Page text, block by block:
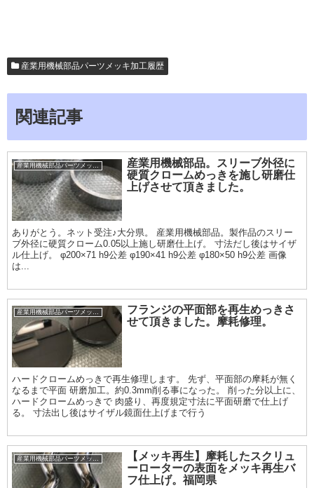
産業用機械部品パーツメッキ加工履歴
関連記事
産業用機械部品。スリーブ外径に
硬質クロームめっきを施し研磨仕
上げさせて頂きました。
ありがとう。ネット受注♪大分県。 産業用機械部品。製作品のスリー
ブ外径に硬質クローム0.05以上施し研磨仕上げ。 寸法だし後はサイザ
ル仕上げ。 φ200×71 h9公差 φ190×41 h9公差 φ180×50 h9公差 画像
は...
フランジの平面部を再生めっきさ
せて頂きました。摩耗修理。
ハードクロームめっきで再生修理します。 先ず、平面部の摩耗が無く
なるまで平面 研磨加工。約0.3mm削る事になった。 削った分以上に、
ハードクロームめっきで 肉盛り、再度規定寸法に平面研磨で仕上げ
る。 寸法出し後はサイザル鏡面仕上げまで行う
【メッキ再生】摩耗したスクリュ
ーローターの表面をメッキ再生バ
フ仕上げ。福岡県